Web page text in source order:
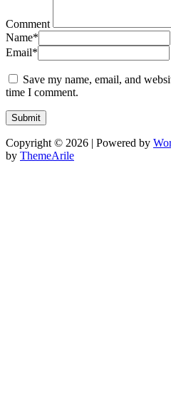
Comment
Name*
Email*
Save my name, email, and
time I comment.
Copyright © 2026 | Powered by
by ThemeArile